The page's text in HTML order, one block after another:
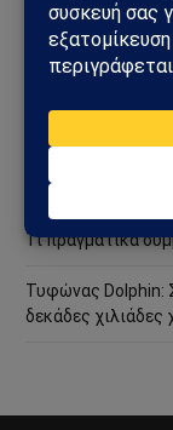
Τζαζάν
Στενά του
Φλέγεται το
συγκρούσεις και
Άντονι Φάουτσι:
Τι πραγματικά
Τυφώνας Dolphin:
δεκάδες χιλιάδες